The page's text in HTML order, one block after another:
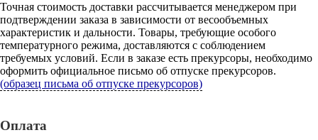
Точная стоимость доставки рассчитывается менеджером при
подтверждении заказа в зависимости от весообъемных
характеристик и дальности. Товары, требующие особого
температурного режима, доставляются с соблюдением
требуемых условий. Если в заказе есть прекурсоры, необходимо
оформить официальное письмо об отпуске прекурсоров.
(образец письма об отпуске прекурсоров)
Оплата